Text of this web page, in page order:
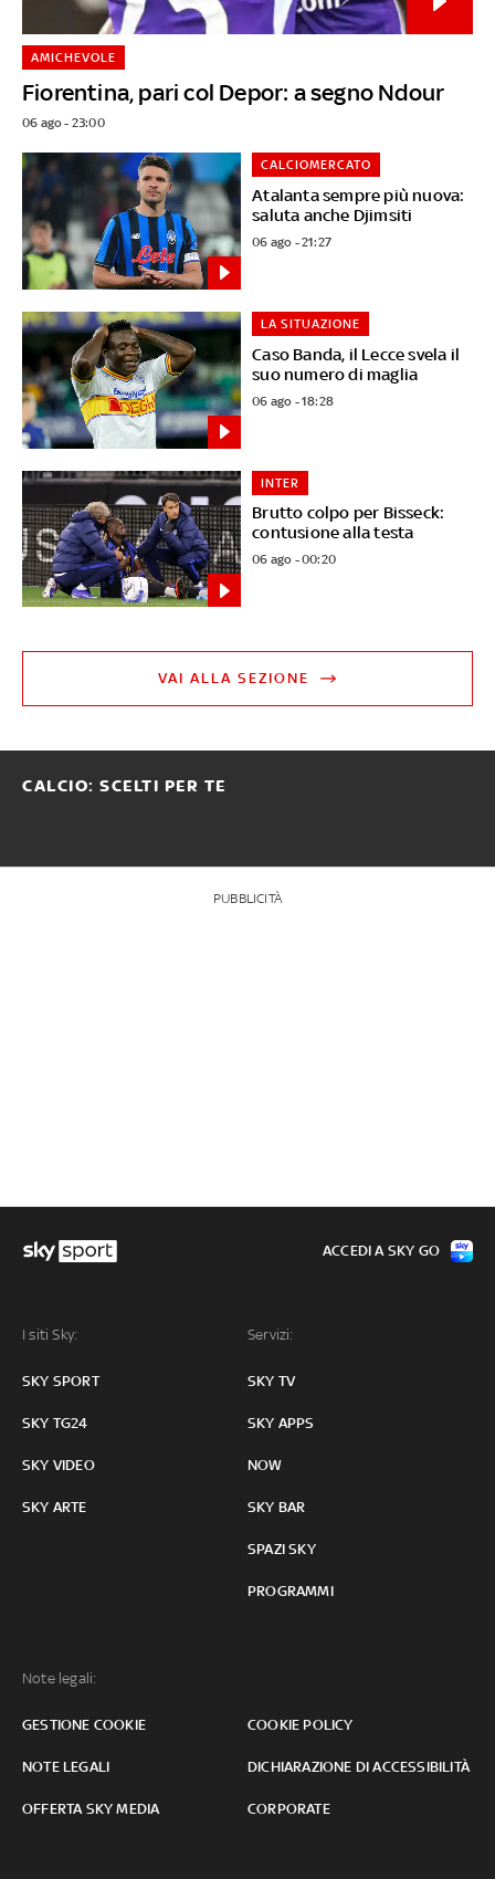
Fiorentina, pari col Depor: a segno Ndour
AMICHEVOLE
06 ago - 23:00
Atalanta sempre più nuova:
saluta anche Djimsiti
CALCIOMERCATO
06 ago - 21:27
Caso Banda, il Lecce svela il
suo numero di maglia
LA SITUAZIONE
06 ago - 18:28
Brutto colpo per Bisseck:
contusione alla testa
INTER
06 ago - 00:20
VAI ALLA SEZIONE
CALCIO: SCELTI PER TE
PUBBLICITÀ
I siti Sky:
SKY SPORT
SKY TG24
SKY VIDEO
SKY ARTE
Servizi:
SKY TV
SKY APPS
NOW
SKY BAR
SPAZI SKY
PROGRAMMI
Note legali:
GESTIONE COOKIE COOKIE POLICY
NOTE LEGALI DICHIARAZIONE DI ACCESSIBILITÀ
OFFERTA SKY MEDIA CORPORATE
ACCEDI A SKY GO